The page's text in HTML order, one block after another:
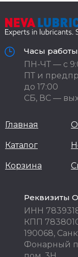
Часы работы
ПН-ЧТ — с
ПТ и
до 17:00
СБ, ВС —
Главная
Каталог
Корзина
Реквизиты
ИНН
КПП
190068,
Фонарный